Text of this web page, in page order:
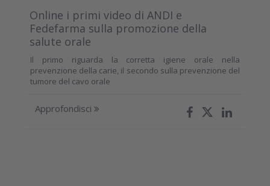
Online i primi video di ANDI e
Fedefarma sulla promozione della
salute orale
Il primo riguarda la corretta igiene orale nella
prevenzione della carie, il secondo sulla prevenzione del
tumore del cavo orale
Approfondisci